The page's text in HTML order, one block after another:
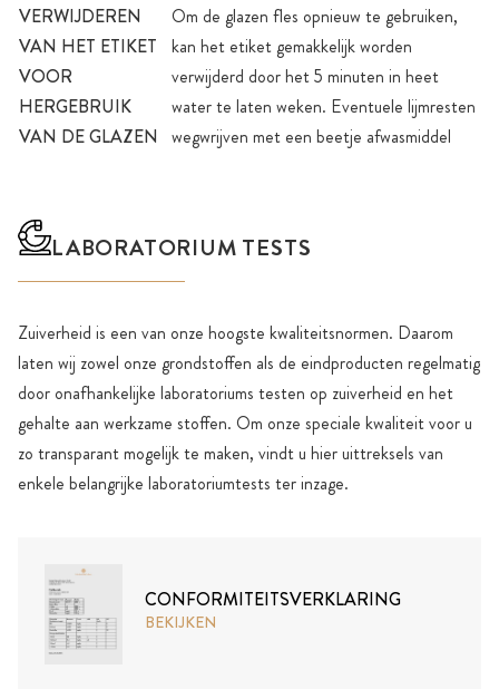
VERWIJDEREN
VAN HET ETIKET
VOOR
HERGEBRUIK
VAN DE GLAZEN
Om de glazen fles opnieuw te gebruiken,
kan het etiket gemakkelijk worden
verwijderd door het 5 minuten in heet
water te laten weken. Eventuele lijmresten
wegwrijven met een beetje afwasmiddel
LABORATORIUM TESTS
Zuiverheid is een van onze hoogste kwaliteitsnormen. Daarom
laten wij zowel onze grondstoffen als de eindproducten regelmatig
door onafhankelijke laboratoriums testen op zuiverheid en het
gehalte aan werkzame stoffen. Om onze speciale kwaliteit voor u
zo transparant mogelijk te maken, vindt u hier uittreksels van
enkele belangrijke laboratoriumtests ter inzage.
CONFORMITEITSVERKLARING
BEKIJKEN